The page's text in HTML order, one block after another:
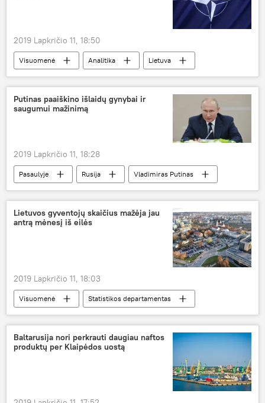
2019 Lapkričio 11, 18:50
Visuomenė Analitika
Lietuva
NATO
Putinas paaiškino išlaidų gynybai ir
saugumui mažinimą
2019 Lapkričio 11, 18:28
Pasaulyje Rusija
Vladimiras Putinas
išlaidos gynybai
Lietuvos gyventojų skaičius mažėja jau
antrą mėnesį iš eilės
2019 Lapkričio 11, 18:03
Visuomenė
Statistikos departamentas
gyventojai
Lietuva
Baltarusija nori perkrauti daugiau naftos
produktų per Klaipėdos uostą